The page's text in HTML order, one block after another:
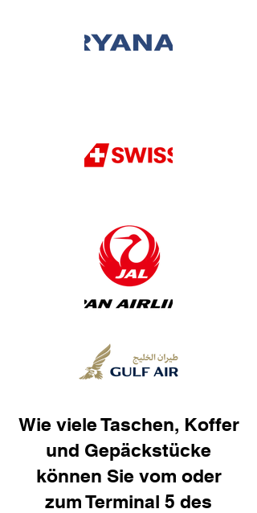
Wie viele Taschen, Koffer
und Gepäckstücke
können Sie vom oder
zum Terminal 5 des